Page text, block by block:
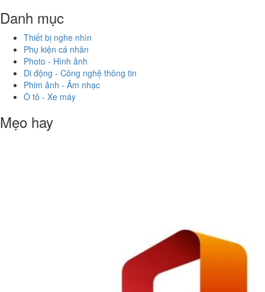
Danh mục
Thiết bị nghe nhìn
Phụ kiện cá nhân
Photo - Hình ảnh
Di động - Công nghệ thông tin
Phim ảnh - Âm nhạc
Ô tô - Xe máy
Mẹo hay